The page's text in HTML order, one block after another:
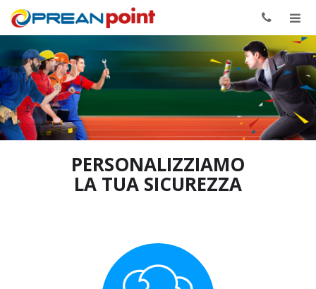
PERSONALIZZIAMO
LA TUA SICUREZZA